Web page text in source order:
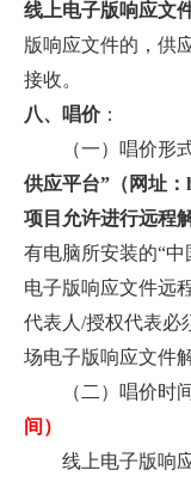
线上电子版响应文
版响应文件的，供
接收。
八、唱价：
（一）唱价形
供应平台”（网址：
项目允许进行远程
有电脑所安装的“
电子版响应文件远
代表人/授权代表必
场电子版响应文件
（二）唱价时
间）
线上电子版响